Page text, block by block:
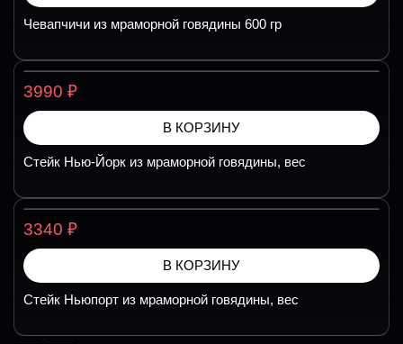
Чевапчичи из мраморной говядины 600 гр
3990 ₽
В КОРЗИНУ
Стейк Нью-Йорк из мраморной говядины, вес
3340 ₽
В КОРЗИНУ
Стейк Ньюпорт из мраморной говядины, вес